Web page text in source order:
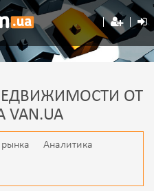
ОТ
Аналитика